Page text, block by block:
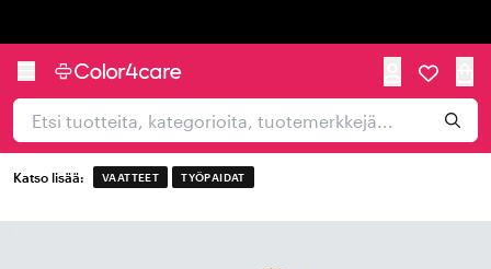
Katso lisää: VAATTEET TYÖPAIDAT